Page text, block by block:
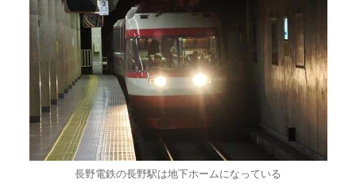
長野電鉄の長野駅は地下ホームになっている